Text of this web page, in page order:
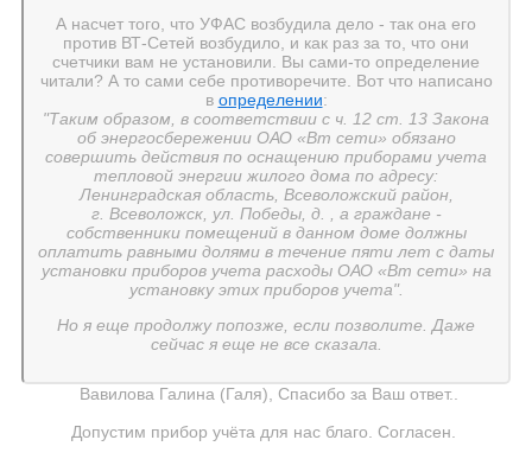
А насчет того, что УФАС возбудила дело - так она его
против ВТ-Сетей возбудило, и как раз за то, что они
счетчики вам не установили. Вы сами-то определение
читали? А то сами себе противоречите. Вот что написано
в определении:
"Таким образом, в соответствии с ч. 12 ст. 13 Закона
об энергосбережении ОАО «Вт сети» обязано
совершить действия по оснащению приборами учета
тепловой энергии жилого дома по адресу:
Ленинградская область, Всеволожский район,
г. Всеволожск, ул. Победы, д. , а граждане -
собственники помещений в данном доме должны
оплатить равными долями в течение пяти лет с даты
установки приборов учета расходы ОАО «Вт сети» на
установку этих приборов учета".
Но я еще продолжу попозже, если позволите. Даже
сейчас я еще не все сказала.
Вавилова Галина (Галя), Спасибо за Ваш ответ..
Допустим прибор учёта для нас благо. Согласен.